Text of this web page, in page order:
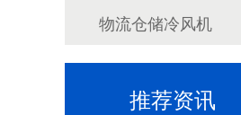
物流仓储冷风机
推荐资讯